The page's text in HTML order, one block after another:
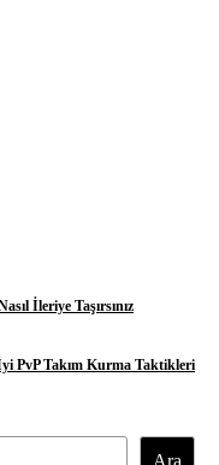
İleriye Taşırsınız
PvP Takım Kurma Taktikleri